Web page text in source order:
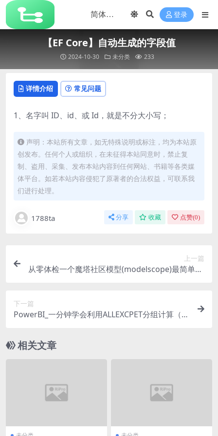
登录
【EF Core】自动生成的字段值
2024-10-30 未分类 233
详情介绍 常见问题
1、名字叫 ID、id、或 Id，就是不分大小写；
声明：本站所有文章，如无特殊说明或标注，均为本站原
创发布。任何个人或组织，在未征得本站同意时，禁止复
制、盗用、采集、发布本站内容到任何网站、书籍等各类媒
体平台。如若本站内容侵犯了原著者的合法权益，可联系我
们进行处理。
1788ta 分享 收藏 点赞(0)
上一篇
从零体检一个魔塔社区模型(modelscope)最简单de
下一篇
PowerBI_一分钟学会利用ALLEXCPET分组计算（以
相关文章